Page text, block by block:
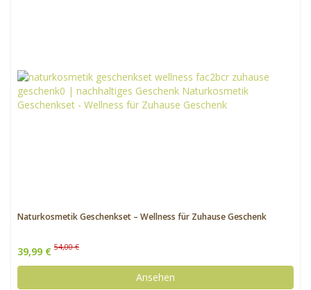
Naturkosmetik Geschenkset – Wellness für Zuhause Geschenk
39,99 € 54,00 €
Ansehen